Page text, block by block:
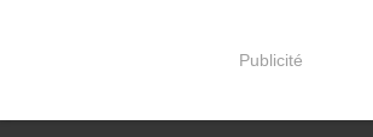
Publicité